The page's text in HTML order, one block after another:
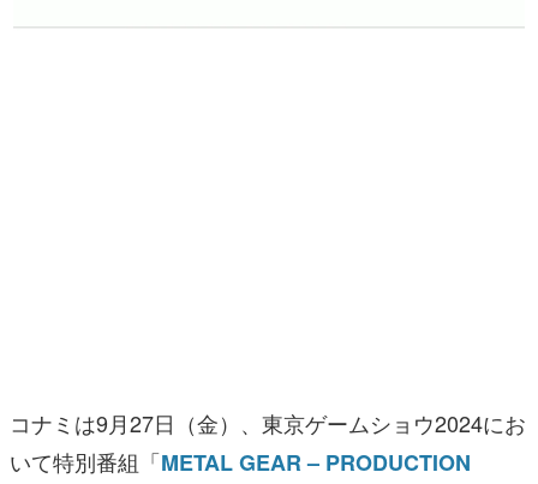
具体的な形から解き明かしていく、硬派で骨太な評論連載
その他
コナミは9月27日（金）、東京ゲームショウ2024にお
いて特別番組「METAL GEAR – PRODUCTION